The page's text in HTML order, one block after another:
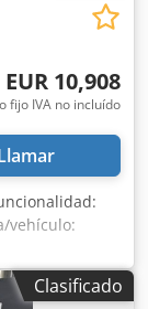
EUR 10,908
fijo IVA no incluído
vehículo:
SCC
alta gama
se
Clasificado